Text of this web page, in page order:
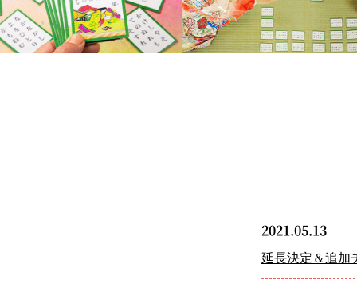
2021.05.13
延長決定＆追加